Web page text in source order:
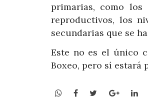
primarias, como los
reproductivos, los
secundarias que se
Este no es el único
Boxeo, pero sí estará
WhatsApp
Facebook
Twitter